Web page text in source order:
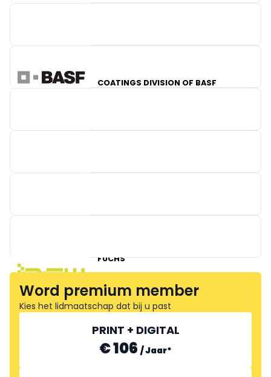
KENDOPAINTS
COATINGS DIVISION OF BASF
FUCHS
Word premium member
Kies het lidmaatschap dat bij u past
PRINT + DIGITAL
€ 106 /Jaar*